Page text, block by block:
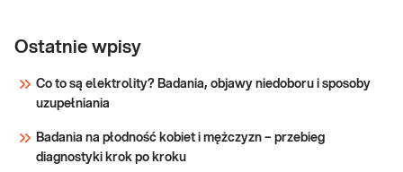
Webera, dziedziczna teleangiektazja krwotoczna,
ACVRL1, BMPR2 - duplikacje/delecje), met. MLPA
Sprawdź
Ostatnie wpisy
Co to są elektrolity? Badania, objawy niedoboru i sposoby
uzupełniania
Badania na płodność kobiet i mężczyzn – przebieg
diagnostyki krok po kroku